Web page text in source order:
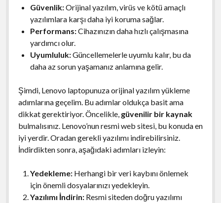
Güvenlik:Orijinal yazılım, virüs ve kötü amaçlı
yazılımlara karşı daha iyi koruma sağlar.
Performans:Cihazınızın daha hızlı çalışmasına
yardımcı olur.
Uyumluluk:Güncellemelerle uyumlu kalır, bu da
daha az sorun yaşamanız anlamına gelir.
Şimdi, Lenovo laptopunuza orijinal yazılım yükleme
adımlarına geçelim. Bu adımlar oldukça basit ama
dikkat gerektiriyor. Öncelikle, güvenilir bir kaynak
bulmalısınız. Lenovo’nun resmi web sitesi, bu konuda en
iyi yerdir. Oradan gerekli yazılımı indirebilirsiniz.
İndirdikten sonra, aşağıdaki adımları izleyin:
Yedekleme:Herhangi bir veri kaybını önlemek
için önemli dosyalarınızı yedekleyin.
Yazılımı İndirin:Resmi siteden doğru yazılımı